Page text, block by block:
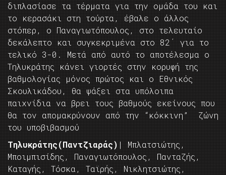
διπλασίασε τα τέρματα για την ομάδα του και
το κερασάκι στη τούρτα, έβαλε ο άλλος
στόπερ, ο Παναγιωτόπουλος, στο τελευταίο
δεκάλεπτο και συγκεκριμένα στο 82΄ για το
τελικό 3-0. Μετά από αυτό το αποτέλεσμα ο
Τηλυκράτης κάνει γιορτές στην κορυφή της
βαθμολογίας μόνος πρώτος και ο Εθνικός
Σκουλικάδου, θα ψάξει στα υπόλοιπα
παιχνίδια να βρει τους βαθμούς εκείνους που
θα τον απομακρύνουν από την “κόκκινη” ζώνη
του υποβιβασμού
Τηλυκράτης(Παντζιαράς) | Μπλατσιώτης,
Μποιμπισίδης, Παναγιωτόπουλος, Πανταζής,
Καταγής, Τόσκα, Ταϊρής, Νικλητσιώτης,